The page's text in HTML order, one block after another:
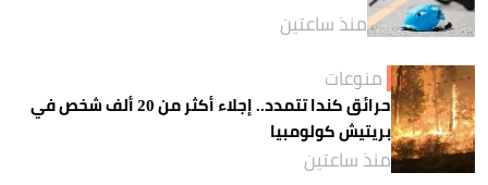
منذ ساعتين
منوعات
حرائق كندا تتمدد.. إجلاء أكثر من 20 ألف شخص في
بريتيش كولومبيا
منذ ساعتين